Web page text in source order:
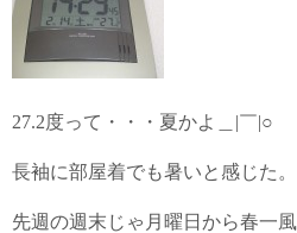
27.2度って・・・夏かよ＿|￣|○
長袖に部屋着でも暑いと感じた。
先週の週末じゃ月曜日から春一